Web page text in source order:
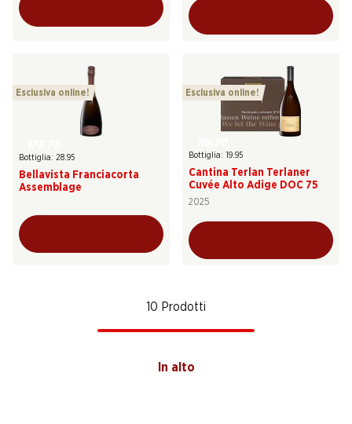
Esclusiva online!
Bottiglia: 28.95
Bellavista Franciacorta
Assemblage
Esclusiva online!
Bottiglia: 19.95
Cantina Terlan Terlaner
Cuvée Alto Adige DOC 75
2025
10 Prodotti
In alto